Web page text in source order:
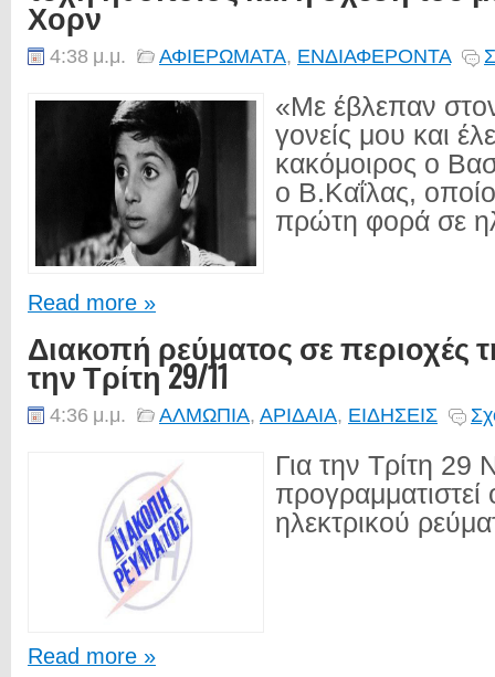
Χορν
4:38 μ.μ. ΑΦΙΕΡΩΜΑΤΑ, ΕΝΔΙΑΦΕΡΟΝΤΑ
«Με έβλεπαν
γονείς μου και
κακόμοιρος ο
ο Β.Καΐλας,
πρώτη φορά σε
Read more »
Διακοπή ρεύματος σε περιοχές
την Τρίτη 29/11
4:36 μ.μ. ΑΛΜΩΠΙΑ, ΑΡΙΔΑΙΑ, ΕΙΔΗΣΕΙΣ
Για την Τρίτη 29
προγραμματιστεί
ηλεκτρικού
Read more »